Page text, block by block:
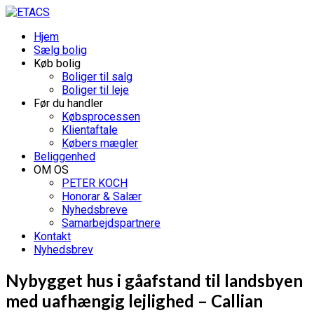
Hjem
Sælg bolig
Køb bolig
Boliger til salg
Boliger til leje
Før du handler
Købsprocessen
Klientaftale
Købers mægler
Beliggenhed
OM OS
PETER KOCH
Honorar & Salær
Nyhedsbreve
Samarbejdspartnere
Kontakt
Nyhedsbrev
Nybygget hus i gåafstand til landsbyen
med uafhængig lejlighed – Callian